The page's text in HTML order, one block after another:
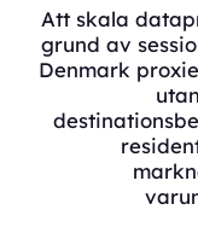
Att skala
grund av
Denmark